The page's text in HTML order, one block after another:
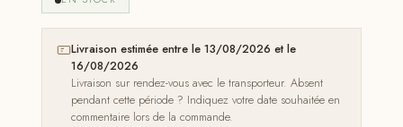
Livraison estimée entre le 13/08/2026 et le
16/08/2026
Livraison sur rendez-vous avec le transporteur. Absent
pendant cette période ? Indiquez votre date souhaitée en
commentaire lors de la commande.